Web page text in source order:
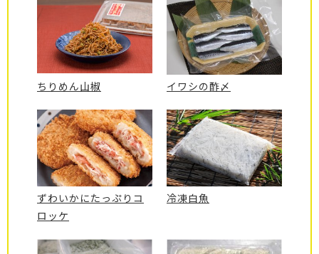
ちりめん山椒 イワシの酢〆
ずわいかにたっぷりコ
ロッケ
冷凍白魚